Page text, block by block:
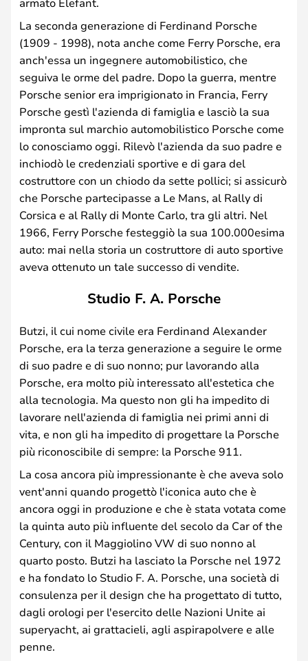
La seconda generazione di Ferdinand Porsche
(1909 - 1998), nota anche come Ferry Porsche, era
anch'essa un ingegnere automobilistico, che
seguiva le orme del padre. Dopo la guerra, mentre
Porsche senior era imprigionato in Francia, Ferry
Porsche gestì l'azienda di famiglia e lasciò la sua
impronta sul marchio automobilistico Porsche come
lo conosciamo oggi. Rilevò l'azienda da suo padre e
inchiodò le credenziali sportive e di gara del
costruttore con un chiodo da sette pollici; si assicurò
che Porsche partecipasse a Le Mans, al Rally di
Corsica e al Rally di Monte Carlo, tra gli altri. Nel
1966, Ferry Porsche festeggiò la sua 100.000esima
auto: mai nella storia un costruttore di auto sportive
aveva ottenuto un tale successo di vendite.
Studio F. A. Porsche
Butzi, il cui nome civile era Ferdinand Alexander
Porsche, era la terza generazione a seguire le orme
di suo padre e di suo nonno; pur lavorando alla
Porsche, era molto più interessato all'estetica che
alla tecnologia. Ma questo non gli ha impedito di
lavorare nell'azienda di famiglia nei primi anni di
vita, e non gli ha impedito di progettare la Porsche
più riconoscibile di sempre: la Porsche 911.
La cosa ancora più impressionante è che aveva solo
vent'anni quando progettò l'iconica auto che è
ancora oggi in produzione e che è stata votata come
la quinta auto più influente del secolo da Car of the
Century, con il Maggiolino VW di suo nonno al
quarto posto. Butzi ha lasciato la Porsche nel 1972
e ha fondato lo Studio F. A. Porsche, una società di
consulenza per il design che ha progettato di tutto,
dagli orologi per l'esercito delle Nazioni Unite ai
superyacht, ai grattacieli, agli aspirapolvere e alle
penne.